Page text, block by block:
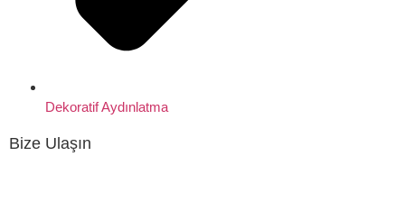
Dekoratif Aydınlatma
Bize Ulaşın